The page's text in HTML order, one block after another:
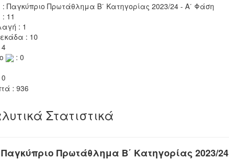
: Παγκύπριο Πρωτάθλημα Β΄ Κατηγορίας 2023/24 - Α΄ Φάση
11
: 1
: 10
: 0
: 936
Στατιστικά
Παγκύπριο Πρωτάθλημα Β΄ Κατηγορίας 2023/24